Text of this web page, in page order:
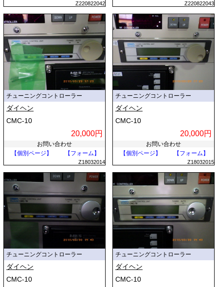
Z220822042 Z220822043
チューニングコントローラー
ダイヘン
CMC-10
20,000円
お問い合わせ
【個別ページ】
【フォーム】
Z18032014
チューニングコントローラー
ダイヘン
CMC-10
20,000円
お問い合わせ
【個別ページ】
【フォーム】
Z18032015
チューニングコントローラー
ダイヘン
CMC-10
チューニングコントローラー
ダイヘン
CMC-10